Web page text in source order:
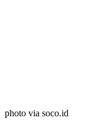
photo via soco.id